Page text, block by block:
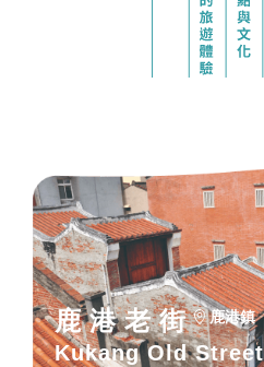
鹿港老街 鹿港鎮
Kukang Old Street